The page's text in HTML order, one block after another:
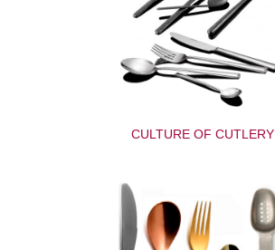
CULTURE OF CUTLERY